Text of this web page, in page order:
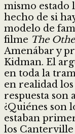
mismo estado
hecho de si
modelo de
filme The
Amenábar y
Kidman. El
en toda la
en realidad
respuesta son
¿Quiénes son
estaban
los